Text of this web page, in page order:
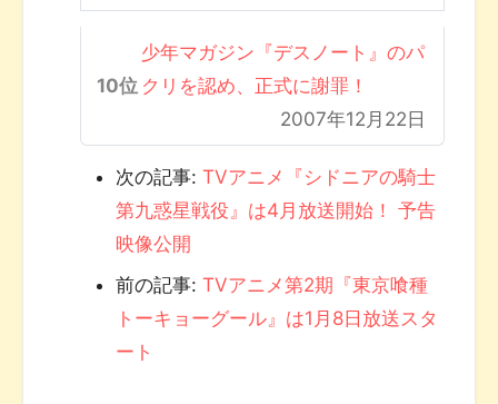
少年マガジン『デスノート』のパ
クリを認め、正式に謝罪！
2007年12月22日
次の記事: TVアニメ『シドニアの騎士
第九惑星戦役』は4月放送開始！ 予告
映像公開
前の記事: TVアニメ第2期『東京喰種
トーキョーグール』は1月8日放送スタ
ート